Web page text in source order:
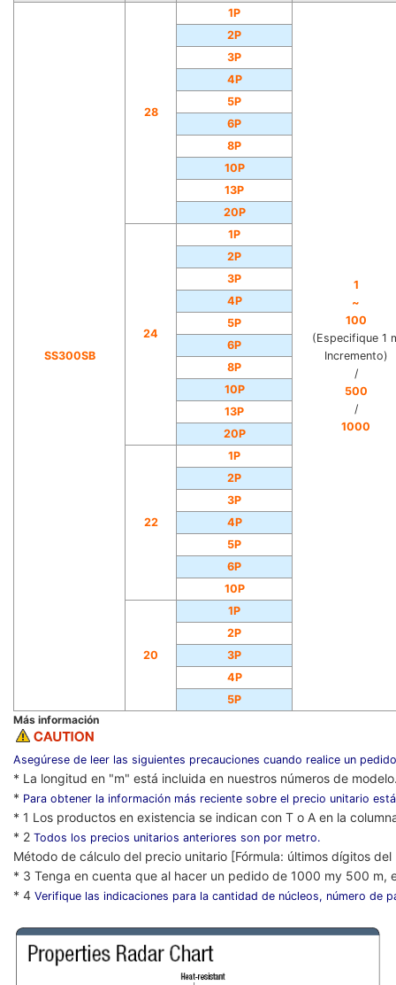
SS300SB
28
1P
1
~
100
(Especifique 1
Incremento)
/
500
/
1000
2P
3P
4P
5P
6P
8P
10P
13P
20P
24
1P
2P
3P
4P
5P
6P
8P
10P
13P
20P
22
1P
2P
3P
4P
5P
6P
10P
20
1P
2P
3P
4P
5P
Más información
Asegúrese de leer las siguientes precauciones cuando realice un
* La longitud en "m" está incluida en nuestros números de
* Para obtener la información más reciente sobre el precio unitario
* 1 Los productos en existencia se indican con T o A en la
* 2 Todos los precios unitarios anteriores son por metro.
Método de cálculo del precio unitario [Fórmula: últimos dígitos
* 3 Tenga en cuenta que al hacer un pedido de 1000 my 500
* 4 Verifique las indicaciones para la cantidad de núcleos, número de